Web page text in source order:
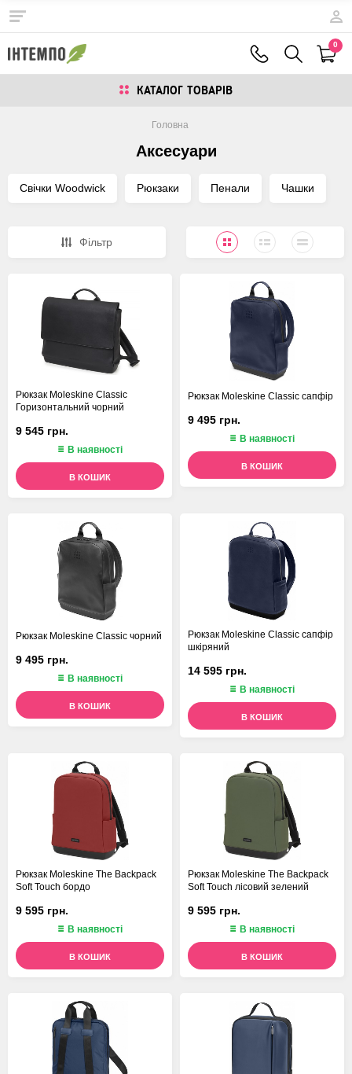
0
КАТАЛОГ ТОВАРIВ
Головна
Аксесуари
Свічки Woodwick Рюкзаки Пенали Чашки
Фiльтр
Рюкзак Moleskine Classic
Горизонтальний чорний
9 545 грн.
В наявності
В КОШИК
Рюкзак Moleskine Classic сапфір
9 495 грн.
В наявності
В КОШИК
Рюкзак Moleskine Classic чорний
9 495 грн.
В наявності
В КОШИК
Рюкзак Moleskine Classic сапфір
шкіряний
14 595 грн.
В наявності
В КОШИК
Рюкзак Moleskine The Backpack
Soft Touch бордо
9 595 грн.
В наявності
В КОШИК
Рюкзак Moleskine The Backpack
Soft Touch лісовий зелений
9 595 грн.
В наявності
В КОШИК